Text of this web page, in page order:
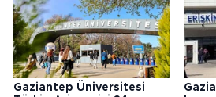
Gaziantep Üniversitesi